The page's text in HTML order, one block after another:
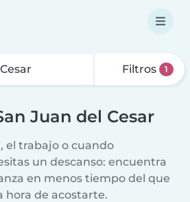
Filtros 1
Juan del Cesar
el trabajo o cuando
un descanso: encuentra
en menos tiempo del que
hora de acostarte.